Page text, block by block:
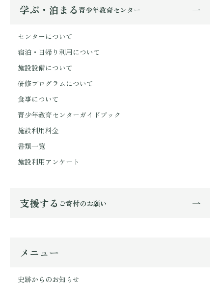
学ぶ・泊まる 青少年教育センター
センターについて
宿泊・日帰り利用について
施設設備について
研修プログラムについて
食事について
青少年教育センターガイドブック
施設利用料金
書類一覧
施設利用アンケート
支援する ご寄付のお願い
メニュー
史跡からのお知らせ